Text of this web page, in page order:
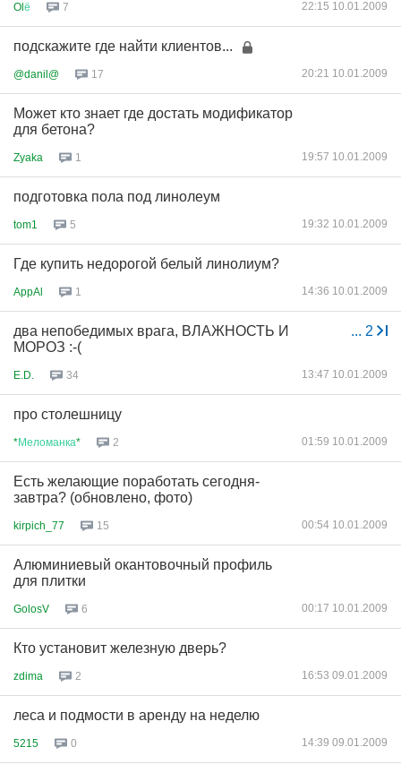
Olё 7 22:15 10.01.2009
подскажите где найти клиентов...
@danil@ 17 20:21 10.01.2009
Может кто знает где достать модификатор
для бетона?
Zyaka 1 19:57 10.01.2009
подготовка пола под линолеум
tom1 5 19:32 10.01.2009
Где купить недорогой белый линолиум?
AppAl 1 14:36 10.01.2009
... 2
два непобедимых врага, ВЛАЖНОСТЬ И
МОРОЗ :-(
E.D. 34 13:47 10.01.2009
про столешницу
*Меломанка* 2 01:59 10.01.2009
Есть желающие поработать сегодня-
завтра? (обновлено, фото)
kirpich_77 15 00:54 10.01.2009
Алюминиевый окантовочный профиль
для плитки
GolosV 6 00:17 10.01.2009
Кто установит железную дверь?
zdima 2 16:53 09.01.2009
леса и подмости в аренду на неделю
5215 0 14:39 09.01.2009